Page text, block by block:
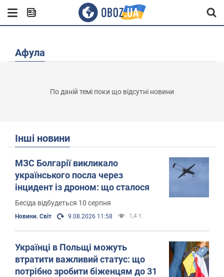
Афула
По даній темі поки що відсутні новини
Інші новини
МЗС Болгарії викликало
українського посла через
інцидент із дроном: що сталося
Бесіда відбудеться 10 серпня
Новини. Світ 9.08.2026 11:58 1,4 т.
Українці в Польщі можуть
втратити важливий статус: що
потрібно зробити біженцям до 31